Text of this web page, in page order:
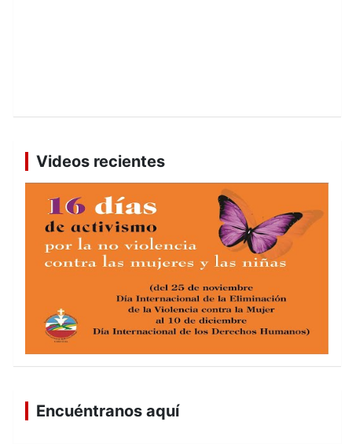
Videos recientes
Encuéntranos aquí